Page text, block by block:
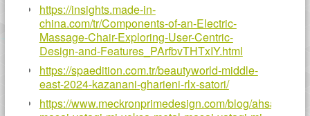
https://insights.made-in-
china.com/tr/Components-of-an-Electric-
Massage-Chair-Exploring-User-Centric-
Design-and-Features_PArfbvTHTxIY.html
https://spaedition.com.tr/beautyworld-middle-
east-2024-kazanani-gharieni-rlx-satori/
https://www.meckronprimedesign.com/blog/ahsap-